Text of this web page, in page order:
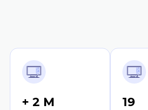
+ 2 M 19